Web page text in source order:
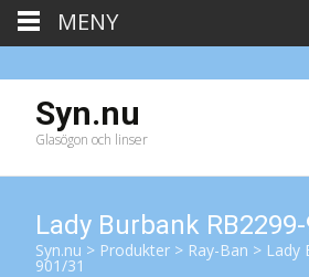
Syn.nu
Glasögon och linser
Lady Burbank
Syn.nu > Produkter > Ray-Ban > Lady
901/31
MENY